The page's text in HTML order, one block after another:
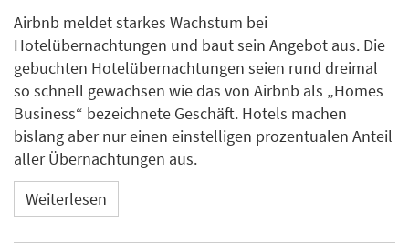
Airbnb meldet starkes Wachstum bei
Hotelübernachtungen und baut sein Angebot aus. Die
gebuchten Hotelübernachtungen seien rund dreimal
so schnell gewachsen wie das von Airbnb als „Homes
Business“ bezeichnete Geschäft. Hotels machen
bislang aber nur einen einstelligen prozentualen Anteil
aller Übernachtungen aus.
Weiterlesen